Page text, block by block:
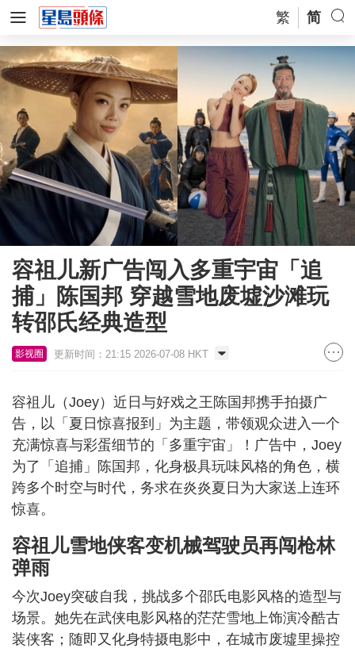
繁 简
容祖儿新广告闯入多重宇宙「追
捕」陈国邦 穿越雪地废墟沙滩玩
转邵氏经典造型
影视圈 更新时间：21:15 2026-07-08 HKT
容祖儿（Joey）近日与好戏之王陈国邦携手拍摄广
告，以「夏日惊喜报到」为主题，带领观众进入㇐个
充满惊喜与彩蛋细节的「多重宇宙」！广告中，Joey
为了「追捕」陈国邦，化身极具玩味风格的角色，横
跨多个时空与时代，务求在炎炎夏日为大家送上连环
惊喜。
容祖儿雪地侠客变机械驾驶员再闯枪林
弹雨
今次Joey突破自我，挑战多个邵氏电影风格的造型与
场景。她先在武侠电影风格的茫茫雪地上饰演冷酷古
装侠客；随即又化身特摄电影中，在城市废墟里操控